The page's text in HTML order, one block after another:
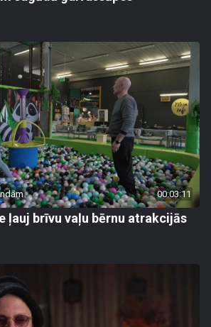
00:03:11
ļauj brīvu vaļu bērnu atrakcijās